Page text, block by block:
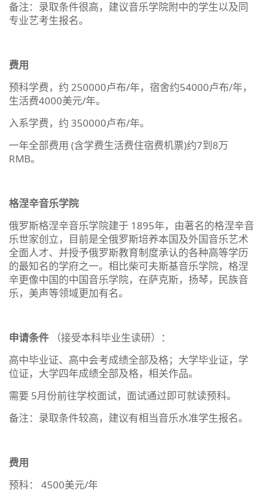
备注：录取条件很高，建议音乐学院附中的学生以及同
专业艺考生报名。
费用
预科学费，约 250000卢布/年，宿舍约54000卢布/年，
生活费4000美元/年。
入系学费，约 350000卢布/年。
一年全部费用 (含学费生活费住宿费机票)约7到8万
RMB。
格涅辛音乐学院
俄罗斯格涅辛音乐学院建于 1895年，由著名的格涅辛音
乐世家创立，目前是全俄罗斯培养本国及外国音乐艺术
全面人才、并授予俄罗斯教育制度承认的各种高等学历
的最知名的学府之一。相比柴可夫斯基音乐学院，格涅
辛更像中国的中国音乐学院，在萨克斯，扬琴，民族音
乐，美声等领域更加有名。
申请条件 （接受本科毕业生读研）：
高中毕业证、高中会考成绩全部及格；大学毕业证，学
位证，大学四年成绩全部及格，相关作品。
需要 5月份前往学校面试，面试通过即可就读预科。
备注：录取条件较高，建议有相当音乐水准学生报名。
费用
预科： 4500美元/年